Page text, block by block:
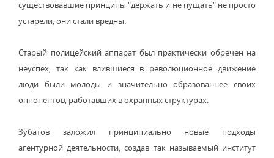
существовавшие принципы "держать и не пущать" не просто
устарели, они стали вредны.
Старый полицейский аппарат был практически обречен на
неуспех, так как влившиеся в революционное движение
люди были молоды и значительно образованнее своих
оппонентов, работавших в охранных структурах.
Зубатов заложил принципиально новые подходы
агентурной деятельности, создав так называемый институт